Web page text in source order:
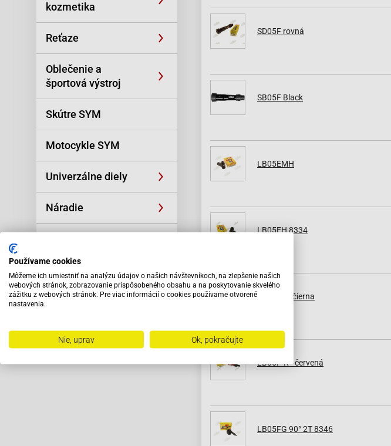
kozmetika
Reťaze
Oblečenie a
športová výstroj
Skútre SYM
Motocykle SYM
Univerzálne diely
Náradie
Výpredaj
SD05F rovná
SB05F Black
LB05EMH
LB05EH 8334
LB05FP - čierna
LB05F-R - červená
LB05FG 90° 2T 8346
Používame cookies
Môžeme ich umiestniť na analýzu údajov o našich návštevníkoch, na zlepšenie našich
webových stránok, zobrazovanie prispôsobeného obsahu a na poskytovanie skvelého
zážitku z webových stránok. Pre viac informácií o cookies používame otvorené
nastavenia.
Nie, uprav Ok, pokračujte